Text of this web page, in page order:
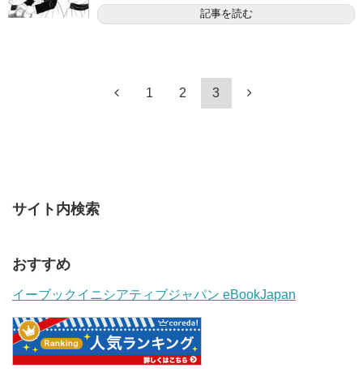
記事を読む
1 2 3
サイト内検索
おすすめ
イーブックイニシアティブジャパン eBookJapan